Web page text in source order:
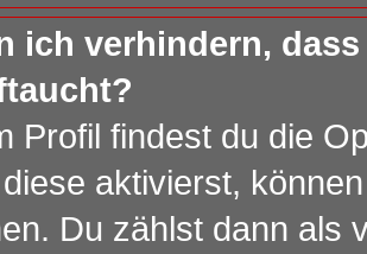
ich verhindern,
Profil findest du die
aktivierst,
Du zählst dann als